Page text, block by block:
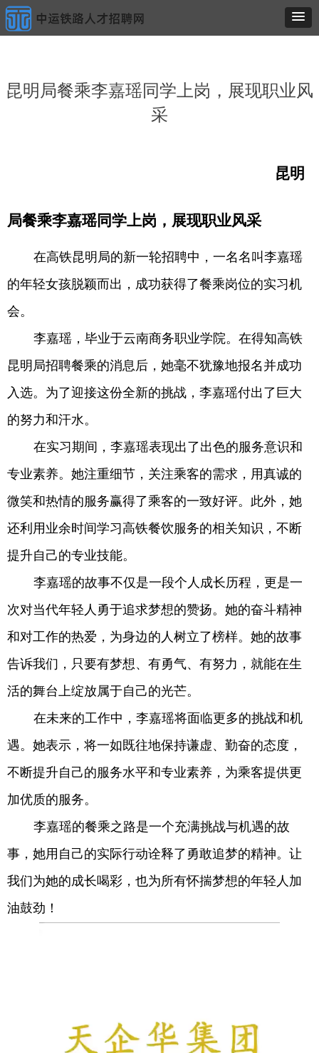
昆明局餐乘李嘉瑶同学上岗，展现职业风
采
昆明
局餐乘李嘉瑶同学上岗，展现职业风采
在高铁昆明局的新一轮招聘中，一名名叫李嘉瑶
的年轻女孩脱颖而出，成功获得了餐乘岗位的实习机
会。
李嘉瑶，毕业于云南商务职业学院。在得知高铁
昆明局招聘餐乘的消息后，她毫不犹豫地报名并成功
入选。为了迎接这份全新的挑战，李嘉瑶付出了巨大
的努力和汗水。
在实习期间，李嘉瑶表现出了出色的服务意识和
专业素养。她注重细节，关注乘客的需求，用真诚的
微笑和热情的服务赢得了乘客的一致好评。此外，她
还利用业余时间学习高铁餐饮服务的相关知识，不断
提升自己的专业技能。
李嘉瑶的故事不仅是一段个人成长历程，更是一
次对当代年轻人勇于追求梦想的赞扬。她的奋斗精神
和对工作的热爱，为身边的人树立了榜样。她的故事
告诉我们，只要有梦想、有勇气、有努力，就能在生
活的舞台上绽放属于自己的光芒。
在未来的工作中，李嘉瑶将面临更多的挑战和机
遇。她表示，将一如既往地保持谦虚、勤奋的态度，
不断提升自己的服务水平和专业素养，为乘客提供更
加优质的服务。
李嘉瑶的餐乘之路是一个充满挑战与机遇的故
事，她用自己的实际行动诠释了勇敢追梦的精神。让
我们为她的成长喝彩，也为所有怀揣梦想的年轻人加
油鼓劲！